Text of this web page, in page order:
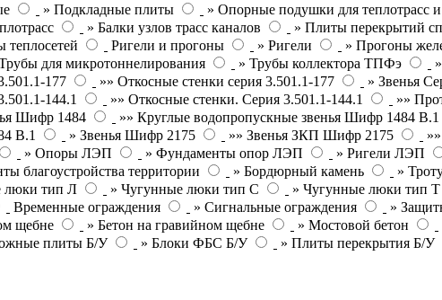
» Подкладные плиты » Опорные подушки для теплотрасс
» Балки узлов трасс каналов » Плиты перекрытий
теплосетей Ригели и прогоны » Ригели » Прогоны
для микротоннелирования » Трубы коллектора ТПФэ
177 »» Откосные стенки серия 3.501.1-177 » Звенья
144.1 »» Откосные стенки. Серия 3.501.1-144.1
»»
Шифр 1484 »» Круглые водопропускные звенья Шифр 1484 В.1
В.1 » Звенья Шифр 2175 »» Звенья ЗКП Шифр 2175
» Опоры ЛЭП » Фундаменты опор ЛЭП » Ригели ЛЭП
благоустройства территории » Бордюрный камень »
люки тип Л » Чугунные люки тип С » Чугунные люки тип Т
Временные ограждения » Сигнальные ограждения »
щебне » Бетон на гравийном щебне » Мостовой бетон
плиты Б/У » Блоки ФБС Б/У » Плиты перекрытия Б/У